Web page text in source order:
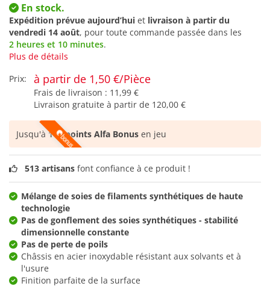
En stock.
Expédition prévue aujourd’hui et livraison à partir du
vendredi 14 août, pour toute commande passée dans les
2 heures et 10 minutes.
Plus de détails
Prix:
à partir de 1,50 €/Pièce
Frais de livraison : 11,99 €
Livraison gratuite à partir de 120,00 €
Jusqu'à117 points Alfa Bonus en jeu
513 artisans font confiance à ce produit !
Mélange de soies de filaments synthétiques de haute
technologie
Pas de gonflement des soies synthétiques - stabilité
dimensionnelle constante
Pas de perte de poils
Châssis en acier inoxydable résistant aux solvants et à
l'usure
Finition parfaite de la surface